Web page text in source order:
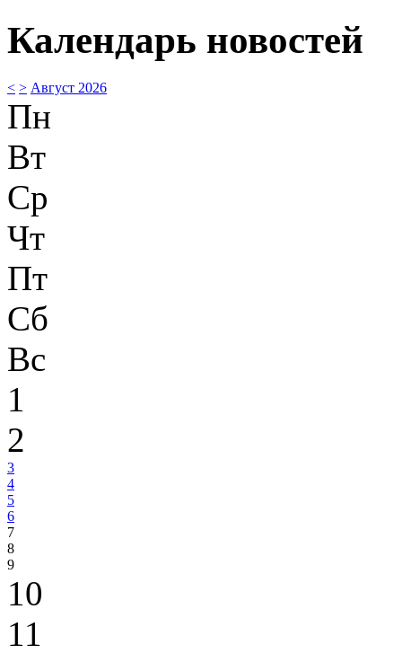
Календарь новостей
< > Август 2026
Пн
Вт
Ср
Чт
Пт
Сб
Вс
1
2
3
4
5
6
7
8
9
10
11